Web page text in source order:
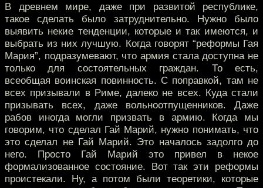
В древнем мире, даже при развитой республике,
такое сделать было затруднительно. Нужно было
выявить некие тенденции, которые и так имеются, и
выбрать из них лучшую. Когда говорят “реформы Гая
Мария”, подразумевают, что армия стала доступна не
только для состоятельных граждан. То есть,
всеобщая воинская повинность. С поправкой, там не
всех призывали в Риме, далеко не всех. Куда стали
призывать всех, даже вольноотпущенников. Даже
рабов иногда могли призвать в армию. Когда мы
говорим, что сделал Гай Марий, нужно понимать, что
это сделал не Гай Марий. Это началось задолго до
него. Просто Гай Марий это привел в некое
формализованное состояние. Вот так эти реформы
проистекали. Ну, а потом были теоретики, которые